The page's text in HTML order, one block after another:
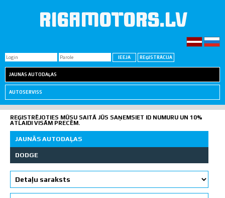
RIGAMOTORS.LV
JAUNĀS AUTODAĻAS
AUTOSERVISS
REĢISTRĒJOTIES MŪSU SAITĀ JŪS SAŅEMSIET ID NUMURU UN 10%
ATLAIDI VISĀM PRECĒM.
JAUNĀS AUTODAĻAS
DODGE